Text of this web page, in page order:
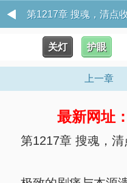
第1217章 搜魂，清点
关灯 护眼
上一章
最新网址
第1217章 搜魂，清